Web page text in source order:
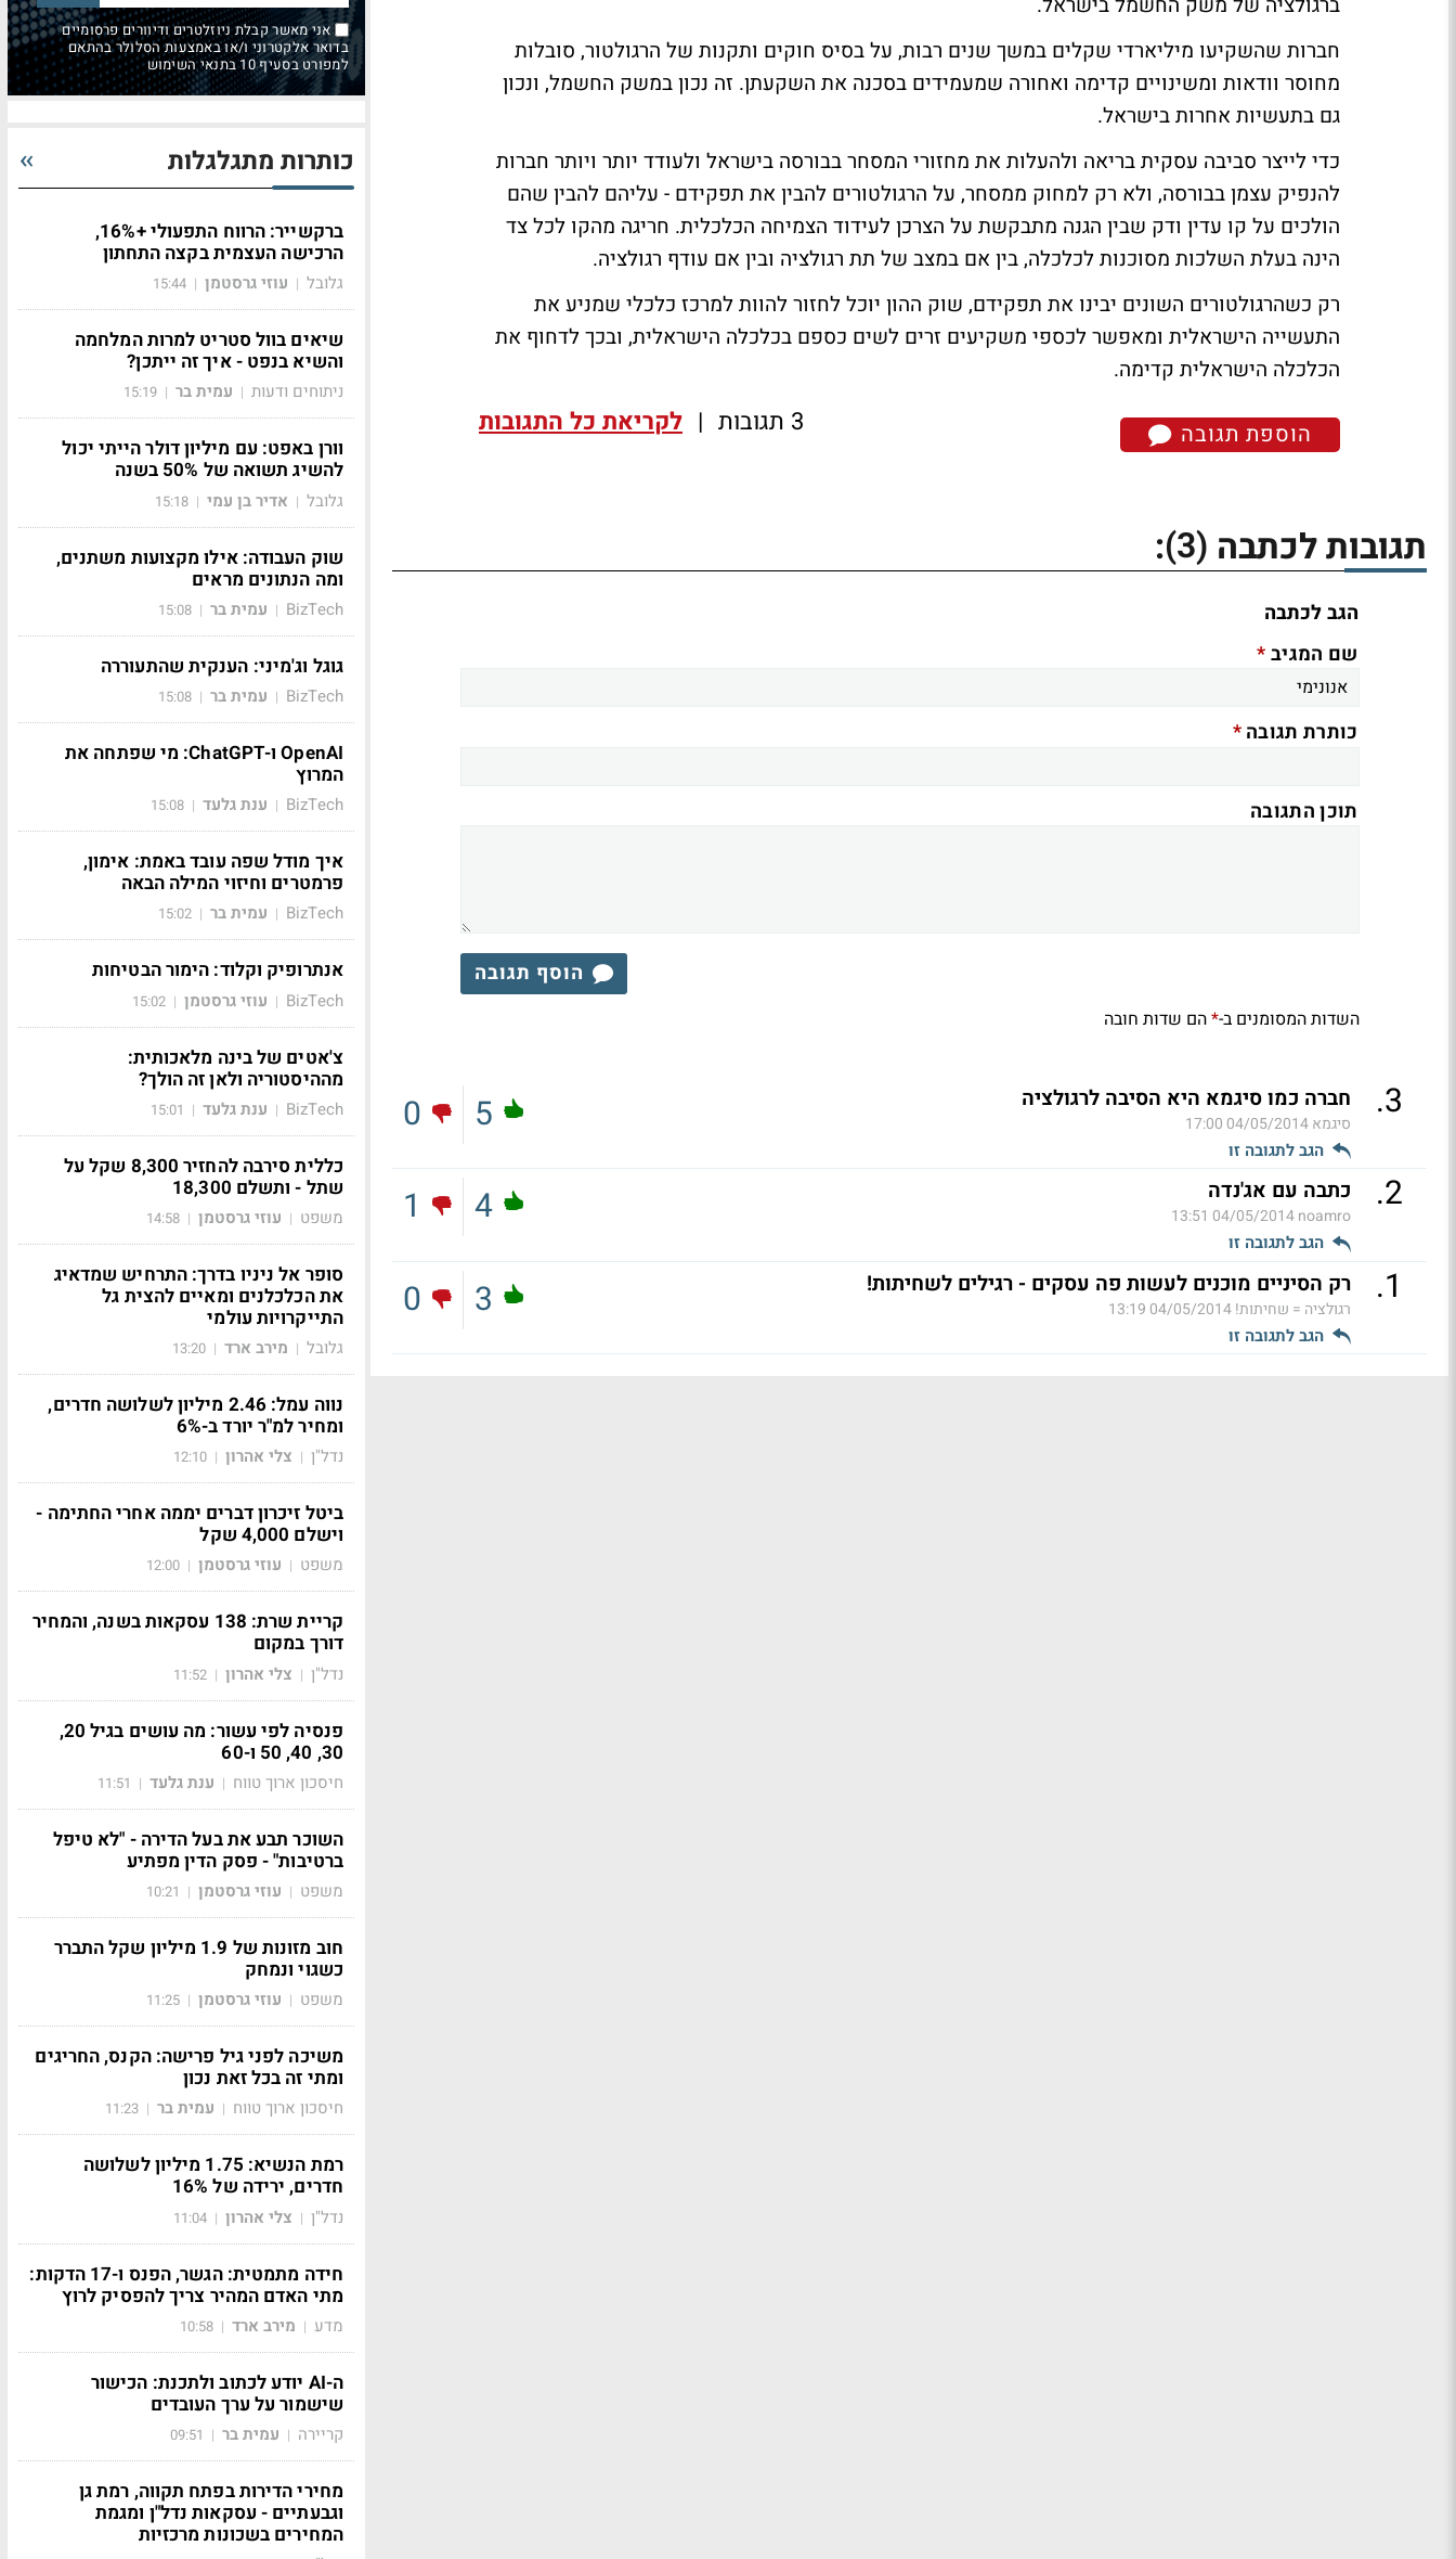
חברות שהשקיעו מיליארדי שקלים במשך שנים רבות, על בסיס חוקים ותקנות של הרגולטור, סובלות
מחוסר וודאות ומשינויים קדימה ואחורה שמעמידים בסכנה את השקעתן. זה נכון במשק החשמל, ונכון
גם בתעשיות אחרות בישראל.
כדי לייצר סביבה עסקית בריאה ולהעלות את מחזורי המסחר בבורסה בישראל ולעודד יותר ויותר חברות
להנפיק עצמן בבורסה, ולא רק למחוק ממסחר, על הרגולטורים להבין את תפקידם - עליהם להבין שהם
הולכים על קו עדין ודק שבין הגנה מתבקשת על הצרכן לעידוד הצמיחה הכלכלית. חריגה מהקו לכל צד
הינה בעלת השלכות מסוכנות לכלכלה, בין אם במצב של תת רגולציה ובין אם עודף רגולציה.
רק כשהרגולטורים השונים יבינו את תפקידם, שוק ההון יוכל לחזור להוות למרכז כלכלי שמניע את
התעשייה הישראלית ומאפשר לכספי משקיעים זרים לשים כספם בכלכלה הישראלית, ובכך לדחוף את
הכלכלה הישראלית קדימה.
הוספת תגובה 3 תגובות | לקריאת כל התגובות
תגובות לכתבה (3)
:
הגב לכתבה
שם המגיב*
כותרת תגובה*
תוכן התגובה
הוסף תגובה
השדות המסומנים ב-*הם שדות חובה
3
. חברה כמו סיגמא היא הסיבה לרגולציה
סיגמא04/05/2014 17:00
הגב לתגובה זו
5
0
2
. כתבה עם אג'נדה
noamro
04/05/2014 13:51
הגב לתגובה זו
4
1
1
. רק הסיניים מוכנים לעשות פה עסקים - רגילים לשחיתות!
רגולציה = שחיתות!04/05/2014 13:19
הגב לתגובה זו
3
0
אני מאשר קבלת ניוזלטרים ודיוורים פרסומיים
בדואר אלקטרוני ו/או באמצעות הסלולר בהתאם
למפורט בסעיף 10 בתנאי השימוש
כותרות מתגלגלות
ברקשייר: הרווח התפעולי +16%,
הרכישה העצמית בקצה התחתון
גלובל | עוזי גרסטמן |
15:44
שיאים בוול סטריט למרות המלחמה
והשיא בנפט - איך זה ייתכן?
ניתוחים ודעות | עמית בר |
15:19
וורן באפט: עם מיליון דולר הייתי יכול
להשיג תשואה של 50% בשנה
גלובל | אדיר בן עמי |
15:18
שוק העבודה: אילו מקצועות משתנים,
ומה הנתונים מראים
BizTech
| עמית בר |
15:08
גוגל וג'מיני: הענקית שהתעוררה
BizTech
| עמית בר |
15:08
OpenAI ו-ChatGPT: מי שפתחה את
המרוץ
BizTech
| ענת גלעד |
15:08
איך מודל שפה עובד באמת: אימון,
פרמטרים וחיזוי המילה הבאה
BizTech
| עמית בר |
15:02
אנתרופיק וקלוד: הימור הבטיחות
BizTech
| עוזי גרסטמן |
15:02
צ'אטים של בינה מלאכותית:
מההיסטוריה ולאן זה הולך?
BizTech
| ענת גלעד |
15:01
כללית סירבה להחזיר 8,300 שקל על
שתל - ותשלם 18,300
משפט | עוזי גרסטמן |
14:58
סופר אל ניניו בדרך: התרחיש שמדאיג
את הכלכלנים ומאיים להצית גל
התייקרויות עולמי
גלובל | מירב ארד |
13:20
נווה עמל: 2.46 מיליון לשלושה חדרים,
ומחיר למ"ר יורד ב-6%
נדל"ן | צלי אהרון |
12:10
ביטל זיכרון דברים יממה אחרי החתימה -
וישלם 4,000 שקל
משפט | עוזי גרסטמן |
12:00
קריית שרת: 138 עסקאות בשנה, והמחיר
דורך במקום
נדל"ן | צלי אהרון |
11:52
פנסיה לפי עשור: מה עושים בגיל 20,
30, 40, 50 ו-60
חיסכון ארוך טווח | ענת גלעד |
11:51
השוכר תבע את בעל הדירה - "לא טיפל
ברטיבות" - פסק הדין מפתיע
משפט | עוזי גרסטמן |
10:21
חוב מזונות של 1.9 מיליון שקל התברר
כשגוי ונמחק
משפט | עוזי גרסטמן |
11:25
משיכה לפני גיל פרישה: הקנס, החריגים
ומתי זה בכל זאת נכון
חיסכון ארוך טווח | עמית בר |
11:23
רמת הנשיא: 1.75 מיליון לשלושה
חדרים, ירידה של 16%
נדל"ן | צלי אהרון |
11:04
חידה מתמטית: הגשר, הפנס ו-17 הדקות:
מתי האדם המהיר צריך להפסיק לרוץ
מדע | מירב ארד |
10:58
ה-AI יודע לכתוב ולתכנת: הכישור
שישמור על ערך העובדים
קריירה | עמית בר |
09:51
מחירי הדירות בפתח תקווה, רמת גן
וגבעתיים - עסקאות נדל"ן ומגמת
המחירים בשכונות מרכזיות